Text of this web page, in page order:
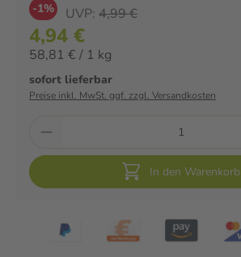
-1% UVP: 4,99 €
4,94 €
58,81 € / 1 kg
sofort lieferbar
Preise inkl. MwSt. ggf. zzgl. Versandkosten
In den Warenkorb